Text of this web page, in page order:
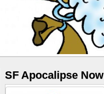
SF Apocalipse Now